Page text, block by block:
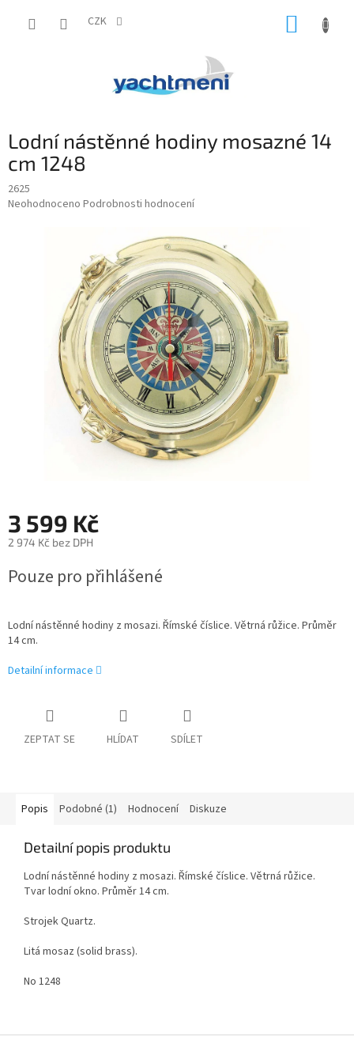
CZK
Lodní nástěnné hodiny mosazné 14
cm 1248
2625
Průměrné
Neohodnoceno Podrobnosti hodnocení
3 599 Kč
2 974 Kč bez DPH
cena:
Pouze pro přihlášené
Lodní nástěnné hodiny z mosazi. Římské číslice. Větrná růžice. Průměr
14 cm.
Detailní informace
ZEPTAT SE HLÍDAT SDÍLET
Popis Podobné (1) Hodnocení Diskuze
Detailní popis produktu
Lodní nástěnné hodiny z mosazi. Římské číslice. Větrná růžice.
Tvar lodní okno. Průměr 14 cm.
Strojek Quartz.
Litá mosaz (solid brass).
No 1248